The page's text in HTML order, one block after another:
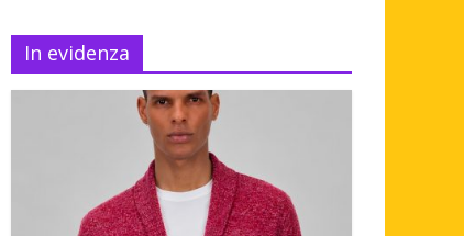
In evidenza